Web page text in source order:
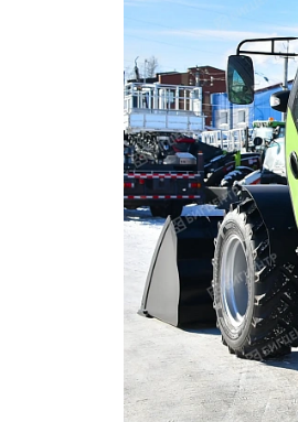
ОБОРУДОВАНИЕ
ЭЛЕКТРОСТАНЦИИ
ШИНЫ
ДВИГАТЕЛИ
КПП
КАБИНЫ
ЗАПЧАСТИ
ФИЛЬТРЫ
ГСМ